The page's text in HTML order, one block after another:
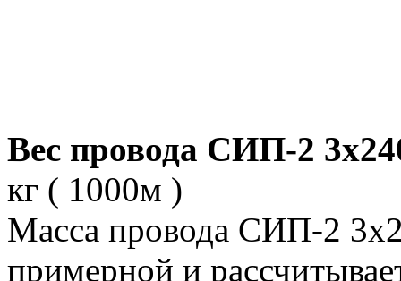
Вес провода СИП-2
кг ( 1000м )
Масса провода СИП-2
примерной и